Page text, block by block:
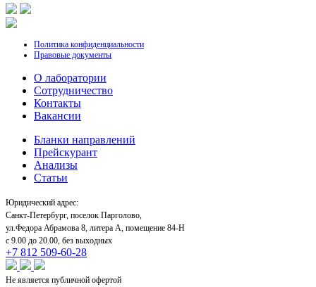
Политика конфиденциальности
Правовые документы
О лаборатории
Cотрудничество
Контакты
Вакансии
Бланки направлений
Прейскурант
Анализы
Статьи
Юридический адрес:
Санкт-Петербург, поселок Парголово,
ул.Федора Абрамова 8, литера А, помещение 84-Н
с 9.00 до 20.00, без выходных
+7 812 509-60-28
Не является публичной офертой